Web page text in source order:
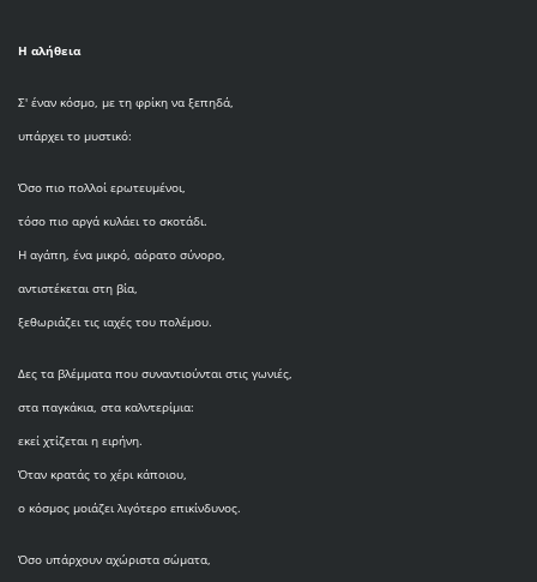
Η αλήθεια
Σ' έναν κόσμο, με τη φρίκη να ξεπηδά,
υπάρχει το μυστικό:
Όσο πιο πολλοί ερωτευμένοι,
τόσο πιο αργά κυλάει το σκοτάδι.
Η αγάπη, ένα μικρό, αόρατο σύνορο,
αντιστέκεται στη βία,
ξεθωριάζει τις ιαχές του πολέμου.
Δες τα βλέμματα που συναντιούνται στις γωνιές,
στα παγκάκια, στα καλντερίμια:
εκεί χτίζεται η ειρήνη.
Όταν κρατάς το χέρι κάποιου,
ο κόσμος μοιάζει λιγότερο επικίνδυνος.
Όσο υπάρχουν αχώριστα σώματα,